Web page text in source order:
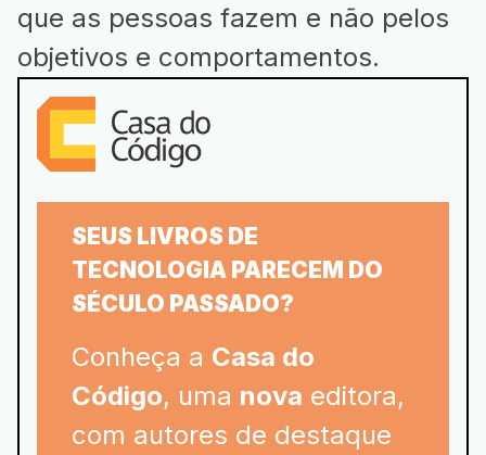
que as pessoas fazem e não pelos
objetivos e comportamentos.
SEUS LIVROS DE
TECNOLOGIA PARECEM DO
SÉCULO PASSADO?
Conheça a Casa do
Código, uma nova editora,
com autores de destaque